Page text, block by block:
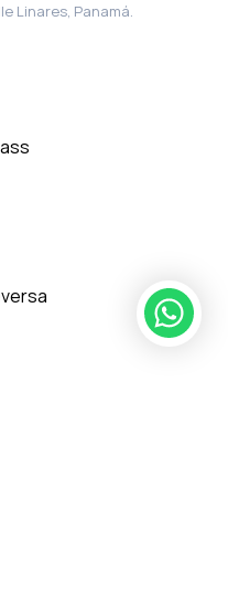
Linares, Panamá.